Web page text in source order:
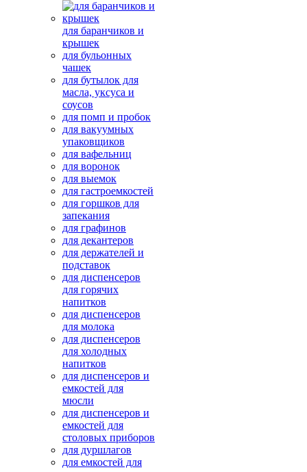
для баранчиков и
крышек
для бульонных
чашек
для бутылок для
масла, уксуса и
соусов
для помп и пробок
для вакуумных
упаковщиков
для вафельниц
для воронок
для выемок
для гастроемкостей
для горшков для
запекания
для графинов
для декантеров
для держателей и
подставок
для диспенсеров
для горячих
напитков
для диспенсеров
для молока
для диспенсеров
для холодных
напитков
для диспенсеров и
емкостей для
мюсли
для диспенсеров и
емкостей для
столовых приборов
для дуршлагов
для емкостей для